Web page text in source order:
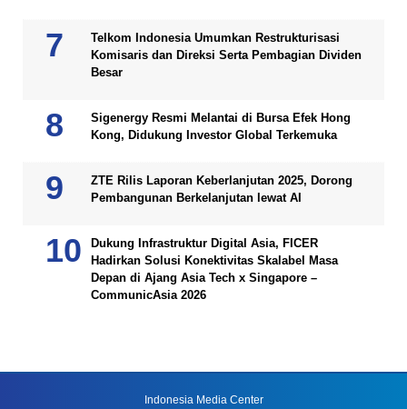
Telkom Indonesia Umumkan Restrukturisasi
Komisaris dan Direksi Serta Pembagian Dividen
Besar
Sigenergy Resmi Melantai di Bursa Efek Hong
Kong, Didukung Investor Global Terkemuka
ZTE Rilis Laporan Keberlanjutan 2025, Dorong
Pembangunan Berkelanjutan lewat AI
Dukung Infrastruktur Digital Asia, FICER
Hadirkan Solusi Konektivitas Skalabel Masa
Depan di Ajang Asia Tech x Singapore –
CommunicAsia 2026
Indonesia Media Center